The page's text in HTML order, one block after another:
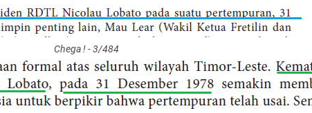
Chega ! - 3/484